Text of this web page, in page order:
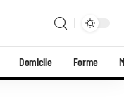
Domicile Forme